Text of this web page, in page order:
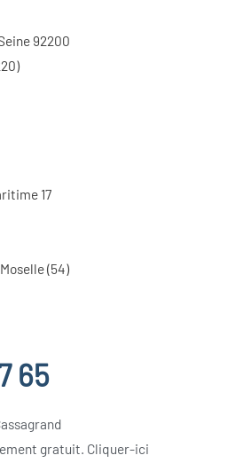
92200
17
(54)
65
gratuit. Cliquer-ici